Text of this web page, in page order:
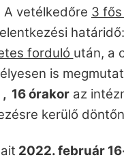
A vetélkedőre 3
határidő:
forduló után, a
is
16 órakor az
kerülő döntőn
2022. február